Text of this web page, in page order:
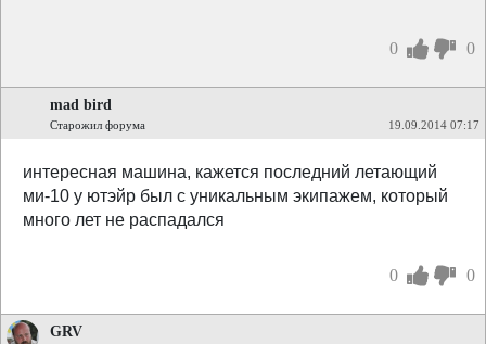
0 0
mad bird
Старожил форума 19.09.2014 07:17
интересная машина, кажется последний летающий
ми-10 у ютэйр был с уникальным экипажем, который
много лет не распадался
0 0
GRV